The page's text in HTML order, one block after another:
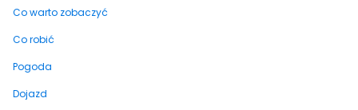
Co warto zobaczyć
Co robić
Pogoda
Dojazd